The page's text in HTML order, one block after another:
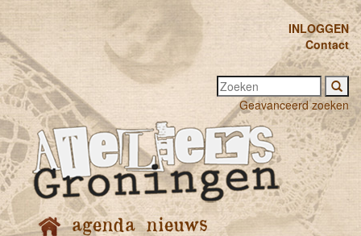
INLOGGEN
Contact
Geavanceerd zoeken
agenda
nieuws